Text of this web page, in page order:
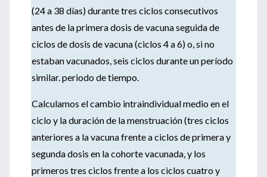
(24 a 38 días) durante tres ciclos consecutivos
antes de la primera dosis de vacuna seguida de
ciclos de dosis de vacuna (ciclos 4 a 6) o, si no
estaban vacunados, seis ciclos durante un período
similar. periodo de tiempo.
Calculamos el cambio intraindividual medio en el
ciclo y la duración de la menstruación (tres ciclos
anteriores a la vacuna frente a ciclos de primera y
segunda dosis en la cohorte vacunada, y los
primeros tres ciclos frente a los ciclos cuatro y